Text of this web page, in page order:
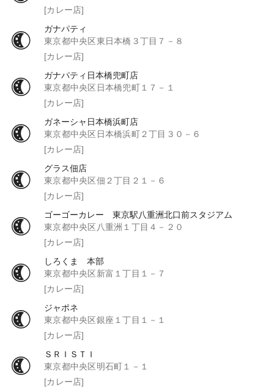
[カレー店]
ガナパティ
東京都中央区東日本橋３丁目７－８
[カレー店]
ガナパティ日本橋兜町店
東京都中央区日本橋兜町１７－１
[カレー店]
ガネーシャ日本橋浜町店
東京都中央区日本橋浜町２丁目３０－６
[カレー店]
グラス佃店
東京都中央区佃２丁目２１－６
[カレー店]
ゴーゴーカレー 東京駅八重洲北口前スタジアム
東京都中央区八重洲１丁目４－２０
[カレー店]
しろくま 本部
東京都中央区新富１丁目１－７
[カレー店]
ジャポネ
東京都中央区銀座１丁目１－１
[カレー店]
ＳＲＩＳＴＩ
東京都中央区明石町１－１
[カレー店]